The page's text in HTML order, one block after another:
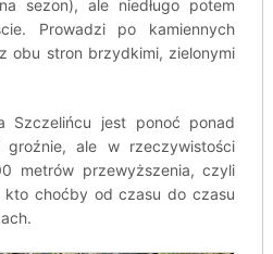
sezon), ale niedługo potem
Prowadzi po kamiennych
obu stron brzydkimi, zielonymi
Szczelińcu jest ponoć ponad
ale w rzeczywistości
metrów przewyższenia, czyli
kto choćby od czasu do czasu